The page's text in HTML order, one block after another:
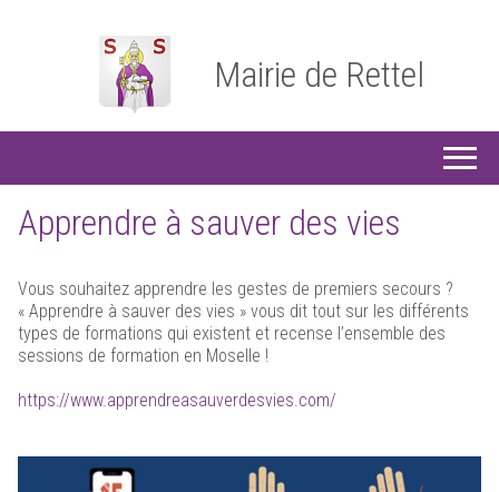
Mairie de Rettel
Apprendre à sauver des vies
Vous souhaitez apprendre les gestes de premiers secours ?
« Apprendre à sauver des vies » vous dit tout sur les différents
types de formations qui existent et recense l’ensemble des
sessions de formation en Moselle !
https://www.apprendreasauverdesvies.com/